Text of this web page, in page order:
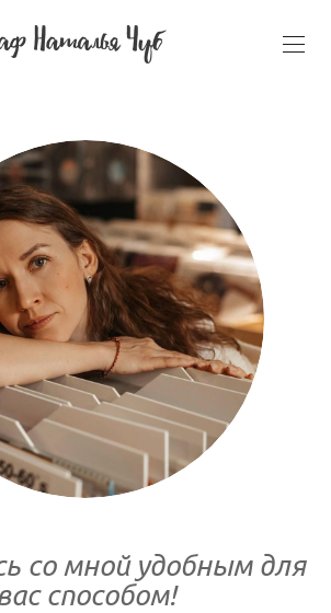
со мной удобным для
способом!